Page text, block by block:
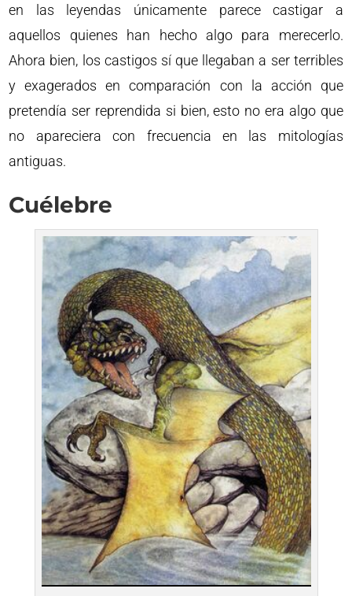
en las leyendas únicamente parece castigar a
aquellos quienes han hecho algo para merecerlo.
Ahora bien, los castigos sí que llegaban a ser terribles
y exagerados en comparación con la acción que
pretendía ser reprendida si bien, esto no era algo que
no apareciera con frecuencia en las mitologías
antiguas.
Cuélebre